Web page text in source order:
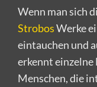
Wenn man sich
StrobosWerke
eintauchen und
erkennt einzelne
Menschen, die